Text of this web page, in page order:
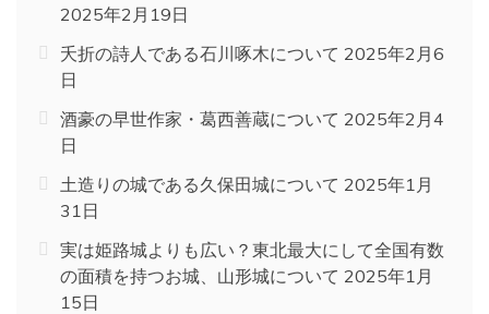
2025年2月19日
夭折の詩人である石川啄木について 2025年2月6
日
酒豪の早世作家・葛西善蔵について 2025年2月4
日
土造りの城である久保田城について 2025年1月
31日
実は姫路城よりも広い？東北最大にして全国有数
の面積を持つお城、山形城について 2025年1月
15日